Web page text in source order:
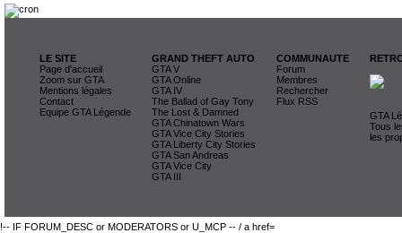
LE SITE
Page d'accueil
Zoom sur GTA
Mentions légales
Contact
Equipe GTA Légende
GRAND THEFT AUTO
GTA V
GTA Online
GTA IV
The Ballad of Gay Tony
The Lost & Damned
GTA Chinatown Wars
GTA Vice City Stories
GTA Liberty City Stories
GTA San Andreas
GTA Vice City
GTA III
COMMUNAUTE
Forum
Membres
Rechercher
Flux RSS
GTA
Tous
les
!-- IF FORUM_DESC or MODERATORS or U_MCP -- / a href=